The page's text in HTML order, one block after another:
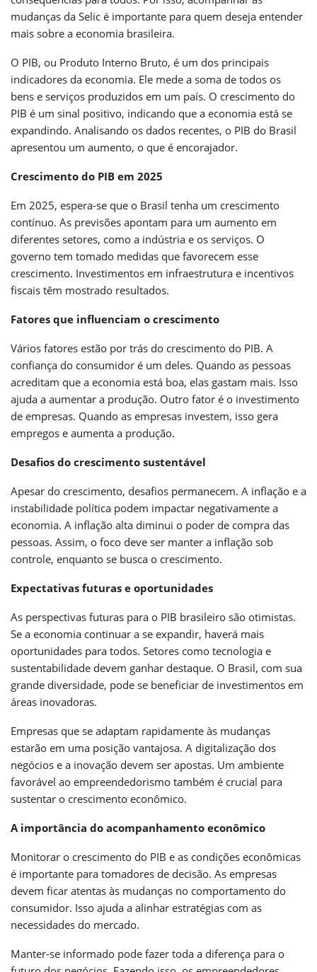
mudanças da Selic é importante para quem deseja entender
mais sobre a economia brasileira.
O PIB, ou Produto Interno Bruto, é um dos principais
indicadores da economia. Ele mede a soma de todos os
bens e serviços produzidos em um país. O crescimento do
PIB é um sinal positivo, indicando que a economia está se
expandindo. Analisando os dados recentes, o PIB do Brasil
apresentou um aumento, o que é encorajador.
Crescimento do PIB em 2025
Em 2025, espera-se que o Brasil tenha um crescimento
contínuo. As previsões apontam para um aumento em
diferentes setores, como a indústria e os serviços. O
governo tem tomado medidas que favorecem esse
crescimento. Investimentos em infraestrutura e incentivos
fiscais têm mostrado resultados.
Fatores que influenciam o crescimento
Vários fatores estão por trás do crescimento do PIB. A
confiança do consumidor é um deles. Quando as pessoas
acreditam que a economia está boa, elas gastam mais. Isso
ajuda a aumentar a produção. Outro fator é o investimento
de empresas. Quando as empresas investem, isso gera
empregos e aumenta a produção.
Desafios do crescimento sustentável
Apesar do crescimento, desafios permanecem. A inflação e a
instabilidade política podem impactar negativamente a
economia. A inflação alta diminui o poder de compra das
pessoas. Assim, o foco deve ser manter a inflação sob
controle, enquanto se busca o crescimento.
Expectativas futuras e oportunidades
As perspectivas futuras para o PIB brasileiro são otimistas.
Se a economia continuar a se expandir, haverá mais
oportunidades para todos. Setores como tecnologia e
sustentabilidade devem ganhar destaque. O Brasil, com sua
grande diversidade, pode se beneficiar de investimentos em
áreas inovadoras.
Empresas que se adaptam rapidamente às mudanças
estarão em uma posição vantajosa. A digitalização dos
negócios e a inovação devem ser apostas. Um ambiente
favorável ao empreendedorismo também é crucial para
sustentar o crescimento econômico.
A importância do acompanhamento econômico
Monitorar o crescimento do PIB e as condições econômicas
é importante para tomadores de decisão. As empresas
devem ficar atentas às mudanças no comportamento do
consumidor. Isso ajuda a alinhar estratégias com as
necessidades do mercado.
Manter-se informado pode fazer toda a diferença para o